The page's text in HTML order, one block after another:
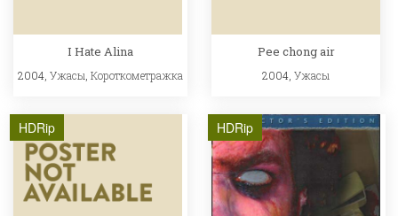
I Hate Alina
2004, Ужасы Короткометражка
Pee chong air
2004,Ужасы
HDRip HDRip